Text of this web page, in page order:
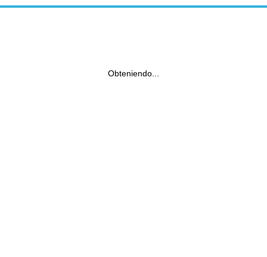
Obteniendo...